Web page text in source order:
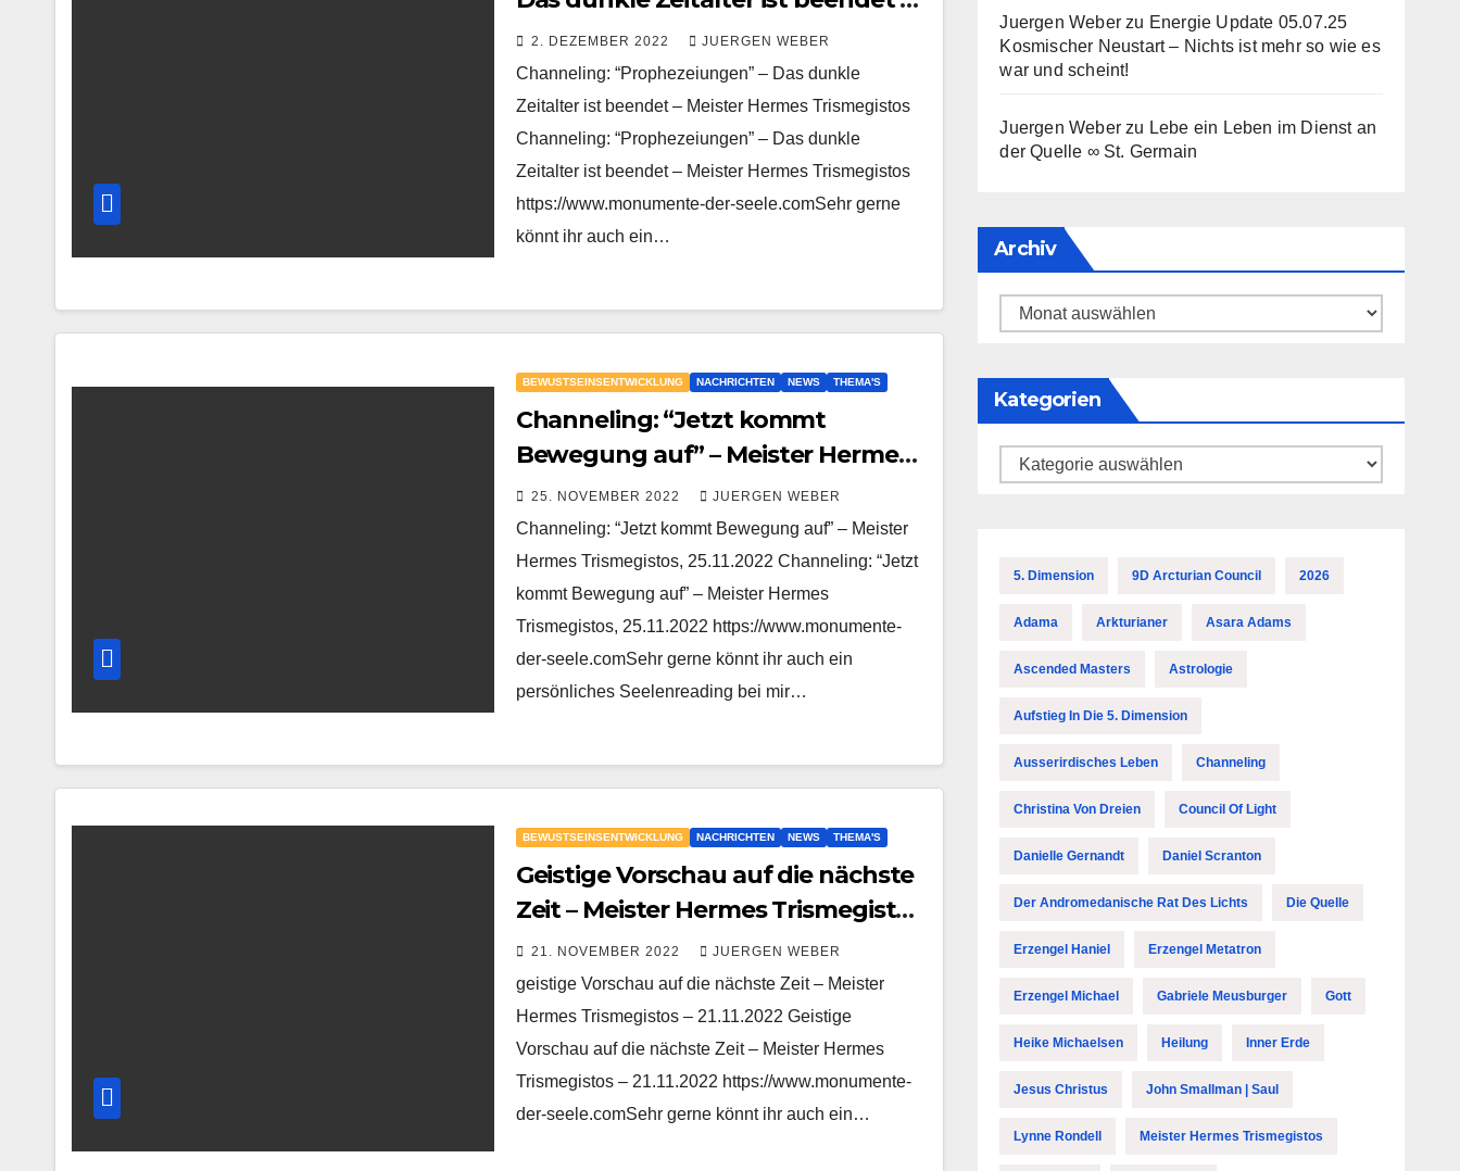
Meister Hermes Trismegistos
2. DEZEMBER 2022 JUERGEN WEBER
Channeling: “Prophezeiungen” – Das dunkle
Zeitalter ist beendet – Meister Hermes Trismegistos
Channeling: “Prophezeiungen” – Das dunkle
Zeitalter ist beendet – Meister Hermes Trismegistos
https://www.monumente-der-seele.comSehr gerne
könnt ihr auch ein…
BEWUSTSEINSENTWICKLUNG NACHRICHTEN NEWS THEMA'S
Channeling: “Jetzt kommt
Bewegung auf” – Meister Hermes
Trismegistos, 25.11.2022
25. NOVEMBER 2022 JUERGEN WEBER
Channeling: “Jetzt kommt Bewegung auf” – Meister
Hermes Trismegistos, 25.11.2022 Channeling: “Jetzt
kommt Bewegung auf” – Meister Hermes
Trismegistos, 25.11.2022 https://www.monumente-
der-seele.comSehr gerne könnt ihr auch ein
persönliches Seelenreading bei mir…
BEWUSTSEINSENTWICKLUNG NACHRICHTEN NEWS THEMA'S
Geistige Vorschau auf die nächste
Zeit – Meister Hermes Trismegistos
– 21.11.2022
21. NOVEMBER 2022 JUERGEN WEBER
geistige Vorschau auf die nächste Zeit – Meister
Hermes Trismegistos – 21.11.2022 Geistige
Vorschau auf die nächste Zeit – Meister Hermes
Trismegistos – 21.11.2022 https://www.monumente-
der-seele.comSehr gerne könnt ihr auch ein…
Juergen Weberzu Energie Update 05.07.25
Kosmischer Neustart – Nichts ist mehr so wie es
war und scheint!
Juergen Weberzu Lebe ein Leben im Dienst an
der Quelle ∞ St. Germain
Archiv
Archiv
Kategorien
Kategorien
5. Dimension 9D Arcturian Council 2026
Adama Arkturianer Asara Adams
Ascended Masters Astrologie
Aufstieg In Die 5. Dimension
Ausserirdisches Leben Channeling
Christina Von Dreien Council Of Light
Danielle Gernandt Daniel Scranton
Der Andromedanische Rat Des Lichts Die Quelle
Erzengel Haniel Erzengel Metatron
Erzengel Michael Gabriele Meusburger Gott
Heike Michaelsen Heilung Inner Erde
Jesus Christus John Smallman | Saul
Lynne Rondell Meister Hermes Trismegistos